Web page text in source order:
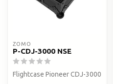
ZOMO
P-CDJ-3000 NSE
Flightcase Pioneer CDJ-3000